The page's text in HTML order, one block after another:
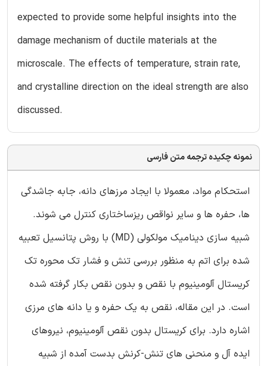
expected to provide some helpful insights into the
damage mechanism of ductile materials at the
microscale. The effects of temperature, strain rate,
and crystalline direction on the ideal strength are also
discussed.
نمونه چکیده ترجمه متن فارسی
استحکام مواد، معمولا با ایجاد مرزهای دانه، جابه جاشدگی
ها، حفره ها و سایر نواقص ریزساختاری کنترل می شوند.
شبیه سازی دینامیک مولکولی (MD) با روش پتانسیل تعبیه
شده برای اتم به منظور بررسی تنش و فشار تک محوره تک
کریستال آلومینیوم با نقص و بدون نقص بکار گرفته شده
است. در این مقاله، نقص به یک حفره و یا دانه های مرزی
اشاره دارد. برای کریستال بدون نقص آلومینیوم، نیروهای
ایده آل و منحنی های تنش-کرنش بدست آمده از شبیه